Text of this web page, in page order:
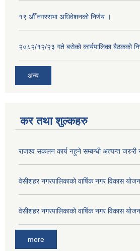
१९ औँ नगरसभा अधिवेशनको निर्णय ।
२०८२/१२/२३ गते बसेको कार्यपालिका बैठकको
अन्य
कर तथा शुल्कहरु
राजश्व सकलन कार्य नहुने सम्बन्धी अत्यन्त जरुरी
वेसीशहर नगरपालिकाको वार्षिक नगर विकास
वेसीशहर नगरपालिकाको वार्षिक नगर विकास
more